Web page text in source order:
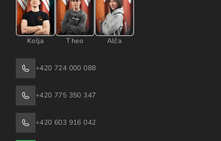
Kolja Theo Alča
+420 724 000 088
+420 775 350 347
+420 603 916 042